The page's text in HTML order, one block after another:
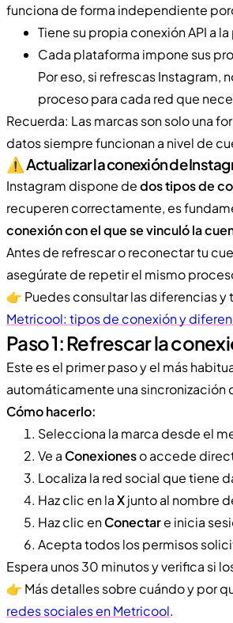
funciona de forma independiente
Tiene su propia conexión API a
Cada plataforma impone sus
Por eso, si refrescas Instagram,
proceso para cada red que
Recuerda: Las marcas son solo una
datos siempre funcionan a nivel de
⚠️ Actualizar la conexión de
Instagram dispone dedos tipos de
recuperen correctamente, es
conexión con el que se vinculó la
Antes de refrescar o reconectar tu
asegúrate de repetir el mismo
👉 Puedes consultar las diferencias
Metricool: tipos de conexión y
Paso 1: Refrescar la
Este es el primer paso y el más
automáticamente una
Cómo hacerlo:
Selecciona la marca desde el
Ve a Conexioneso accede
Localiza la red social que tiene
Haz clic en laXjunto al nombre
Haz clic enConectare inicia
Acepta todos los permisos
Espera unos 30 minutos y verifica si
👉 Más detalles sobre cuándo y por
redes sociales en Metricool.